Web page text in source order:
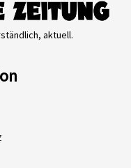
aktuell.